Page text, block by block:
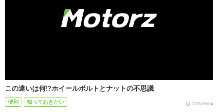
この違いは何!?ホイールボルトとナットの不思議
便利 知っておきたい 2019/06/04